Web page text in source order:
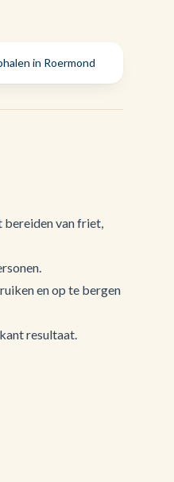
in Roermond
bereiden van friet,
en op te bergen
resultaat.